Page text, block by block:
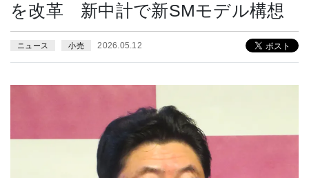
を改革 新中計で新SMモデル構想
ニュース 小売 2026.05.12